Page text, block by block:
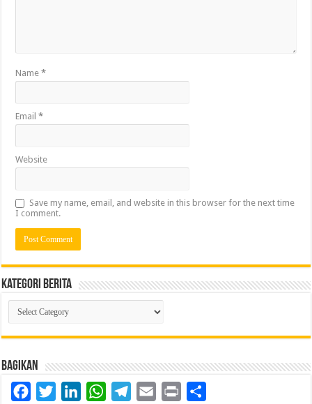
Name*
Email*
Website
Save my name, email, and website in this browser for the next time
I comment.
Kategori Berita
Kategori
Berita
Bagikan
FacebookTwitterLinkedInWhatsAppTelegram
Email Print